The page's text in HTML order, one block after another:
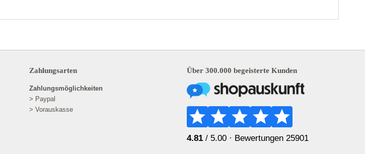
Zahlungsarten
Zahlungsmöglichkeiten
> Paypal
> Vorauskasse
Über 300.000 begeisterte Kunden
4.81 / 5.00 · Bewertungen 25901